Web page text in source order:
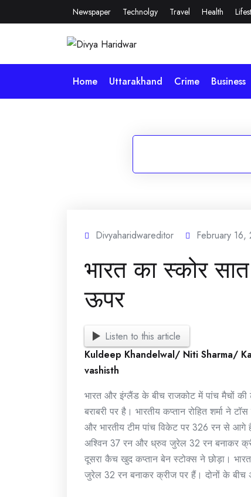
to
Newspaper Technolgy Travel Health
Home Uttarakhand Crime Business
Divyaharidwareditor February 16,
भारत का स्कोर
ऊपर
Listen to this article
Kuldeep Khandelwal/ Niti Sharma/
vashisth
भारत और इंग्लैंड के बीच राजकोट में पांच मैचों की
बराबरी पर है। भारतीय कप्तान रोहित शर्मा
और भारतीय टीम पांच विकेट पर 326 रन से
अश्विन 37 रन और ध्रुव जुरेल 32 रन
दूसरा कैच खुद कप्तान बेन स्टोक्स ने छोड़ा।
जुरेल 32 रन बनाकर क्रीज पर हैं। दोनों के